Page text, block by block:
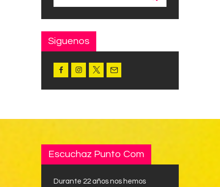
Siguenos
Escuchaz Punto Com
Durante 22 años nos hemos